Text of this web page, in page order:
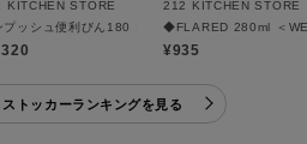
電動ミル ソルト＆ペッパー ミニ ＜Russell Hobbs ラッセルホブス＞
KITCHEN STORE
プッシュ便利びん180 180ml ＜Cellarmate セラー
212 KITCHEN STORE
◆FLARED 280ml ＜
¥935
トッカーランキングを見る